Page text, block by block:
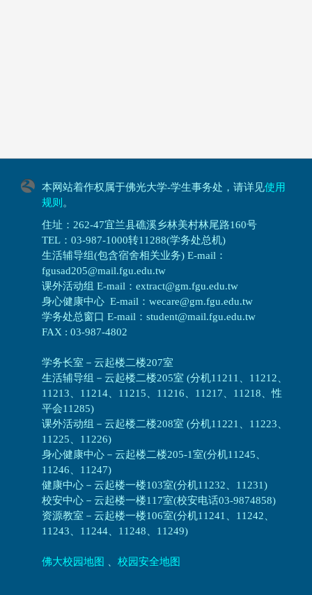
本网站着作权属于佛光大学-学生事务处，请详见使用
规则 。
住址：262-47宜兰县礁溪乡林美村林尾路160号
TEL：03-987-1000转11288(学务处总机)
生活辅导组(包含宿舍相关业务) E-mail：
fgusad205@mail.fgu.edu.tw
课外活动组 E-mail：extract@gm.fgu.edu.tw
身心健康中心 E-mail：wecare@gm.fgu.edu.tw
学务处总窗口 E-mail：student@mail.fgu.edu.tw
FAX : 03-987-4802
学务长室－云起楼二楼207室
生活辅导组 － 云起楼二楼205室 (分机11211、11212、
11213、11214、11215、11216、11217、11218、性
平会11285)
课外活动组 － 云起楼二楼208室 (分机11221、11223、
11225、11226)
身心健康中心 － 云起楼二楼205-1室(分机11245、
11246、11247)
健康中心－ 云起楼一楼103室(分机11232、11231)
校安中心－ 云起楼一楼117室(校安电话03-9874858)
资源教室 － 云起楼一楼106室(分机11241、11242、
11243、11244、11248、11249)
佛大校园地图 校园安全地图